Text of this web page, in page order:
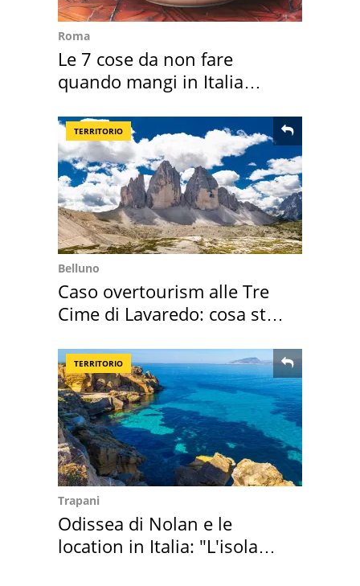
Roma
Le 7 cose da non fare
quando mangi in Italia
TERRITORIO
Belluno
Caso overtourism alle Tre
Cime di Lavaredo: cosa sta
TERRITORIO
Trapani
Odissea di Nolan e le
location in Italia: "L'isola